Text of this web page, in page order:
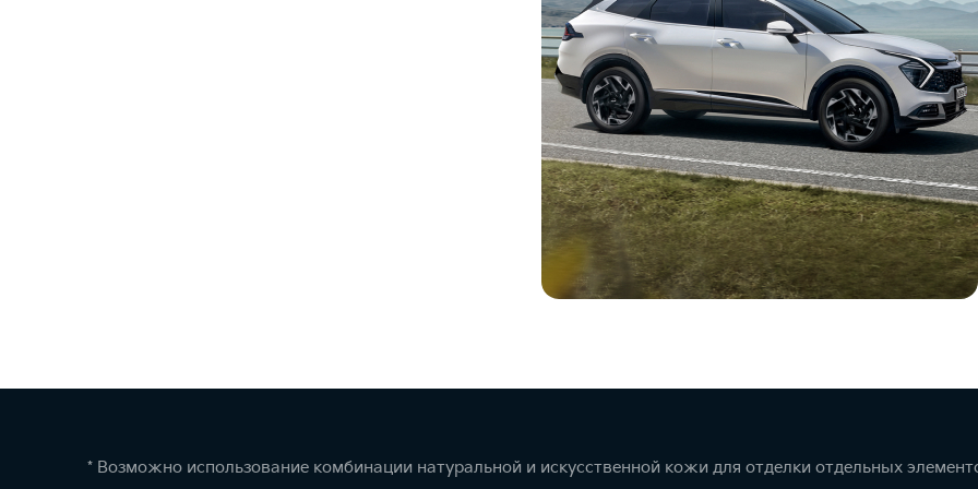
* Возможно использование комбинации натуральной и искусственной кожи для отделки отдельных